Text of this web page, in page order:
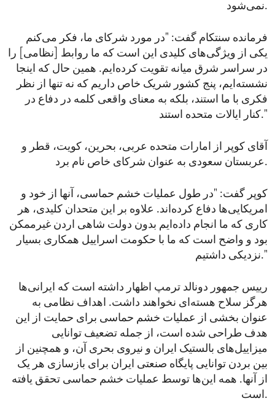
نمی‌شود.
فرمانده سنتکام گفت: "در مورد شرکای ما، فکر می‌کنم
یکی از ویژگی‌های کلیدی این است که ما روابط [نظامی] را
در سراسر شرق میانه تقویت کرده‌ایم. همین حال که اینجا
نشسته‌ایم، پنج کشور شریک خاص داریم که نه تنها از نظر
فکری با ما استند، بلکه به معنای واقعی کلمه در دفاع در
کنار ایالات متحده استند."
آقای کوپر از امارات متحده عربی، بحرین، کویت، قطر و
عربستان سعودی به عنوان شرکای خاص نام برد.
کوپر گفت: "در طول عملیات خشم حماسی، آنها از خود و
امریکایی‌ها دفاع کرده‌اند. علاوه بر این متحدان کلیدی، هر
کاری که ما انجام داده‌ایم بدون دولت شاهی اردن غیرممکن
بود و واضح است که ما با حکومت اسراییل همکاری بسیار
نزدیکی داشتیم."
رییس جمهور دونالد ترمپ اظهار داشته است که ایرانی‌ها
هرگز سلاح هسته‌ای نخواهند داشت. اهداف نظامی به
عنوان بخشی از عملیات خشم حماسی برای حمایت از این
هدف طراحی شده‌ است، از جمله تضعیف توانایی
میزاییل‌های بالستیک ایران و نیروی بحری آن، و همچنین از
بین بردن توانایی پایگاه صنعتی ایران برای بازسازی هر یک
از آنها. همه این‌ها توسط عملیات خشم حماسی تحقق یافته
است.